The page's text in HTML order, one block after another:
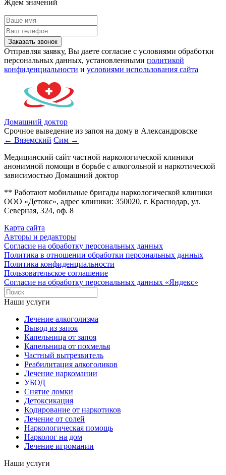
Ждем значений
Заказать звонок
Отправляя заявку, Вы даете согласие с условиями обработки
персональных данных, установленными политикой
конфиденциальности и условиями использования сайта
Домашний доктор
Срочное выведение из запоя на дому в Александровске
← Вяземский Сим →
Медицинский сайт частной наркологической клиники
анонимной помощи в борьбе с алкогольной и наркотической
зависимостью Домашний доктор
** Работают мобильные бригады наркологической клиники
ООО «Детокс», адрес клиники: 350020, г. Краснодар, ул.
Северная, 324, оф. 8
Карта сайта
Авторы и редакторы
Согласие на обработку персональных данных
Политика в отношении обработки персональных данных
Политика конфиденциальности
Пользовательское соглашение
Согласие на обработку персональных данных «Яндекс»
Наши услуги
Лечение алкоголизма
Вывод из запоя
Капельница от запоя
Капельница от похмелья
Частный вытрезвитель
Реабилитация алкоголиков
Лечение наркомании
УБОД
Снятие ломки
Детоксикация
Кодирование от наркотиков
Лечение от солей
Наркологическая помощь
Нарколог на дом
Лечение игромании
Наши услуги